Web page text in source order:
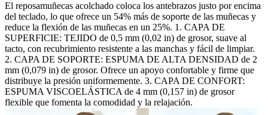
El reposamuñecas acolchado coloca los antebrazos justo por encima
del teclado, lo que ofrece un 54% más de soporte de las muñecas y
reduce la flexión de las muñecas en un 25%. 1. CAPA DE
SUPERFICIE: TEJIDO de 0,5 mm (0,02 in) de grosor, suave al
tacto, con recubrimiento resistente a las manchas y fácil de limpiar.
2. CAPA DE SOPORTE: ESPUMA DE ALTA DENSIDAD de 2
mm (0,079 in) de grosor. Ofrece un apoyo confortable y firme que
distribuye la presión uniformemente. 3. CAPA DE CONFORT:
ESPUMA VISCOELÁSTICA de 4 mm (0,157 in) de grosor
flexible que fomenta la comodidad y la relajación.